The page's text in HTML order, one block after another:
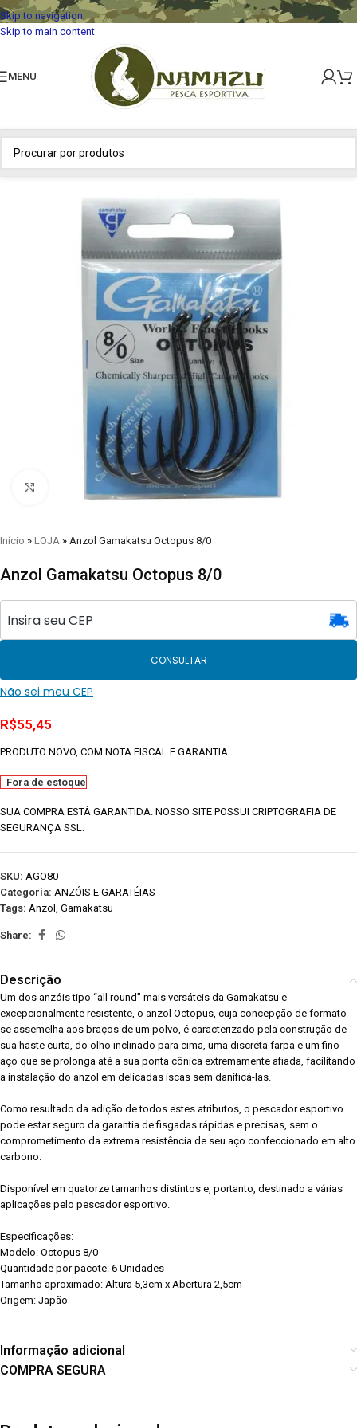
Skip to navigation
Skip to main content
MENU
Clique para visualizar
Início » LOJA » Anzol Gamakatsu Octopus 8/0
Anzol Gamakatsu Octopus 8/0
CONSULTAR
Não sei meu CEP
R$55,45
PRODUTO NOVO, COM NOTA FISCAL E GARANTIA.
Fora de estoque
SUA COMPRA ESTÁ GARANTIDA. NOSSO SITE POSSUI CRIPTOGRAFIA DE
SEGURANÇA SSL.
SKU: AGO80
Categoria: ANZÓIS E GARATÉIAS
Tags: Anzol , Gamakatsu
Share:
Descrição
Um dos anzóis tipo “all round” mais versáteis da Gamakatsu e
excepcionalmente resistente, o anzol Octopus, cuja concepção de formato
se assemelha aos braços de um polvo, é caracterizado pela construção de
sua haste curta, do olho inclinado para cima, uma discreta farpa e um fino
aço que se prolonga até a sua ponta cônica extremamente afiada, facilitando
a instalação do anzol em delicadas iscas sem danificá-las.
Como resultado da adição de todos estes atributos, o pescador esportivo
pode estar seguro da garantia de fisgadas rápidas e precisas, sem o
comprometimento da extrema resistência de seu aço confeccionado em alto
carbono.
Disponível em quatorze tamanhos distintos e, portanto, destinado a várias
aplicações pelo pescador esportivo.
Especificações:
Modelo: Octopus 8/0
Quantidade por pacote: 6 Unidades
Tamanho aproximado: Altura 5,3cm x Abertura 2,5cm
Origem: Japão
Informação adicional
COMPRA SEGURA